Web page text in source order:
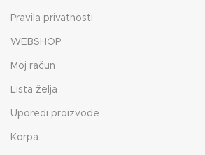
Pravila privatnosti
WEBSHOP
Moj račun
Lista želja
Uporedi proizvode
Korpa